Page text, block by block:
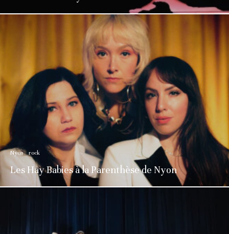
Nyon rock
Les Hay Babies à la Parenthèse de Nyon